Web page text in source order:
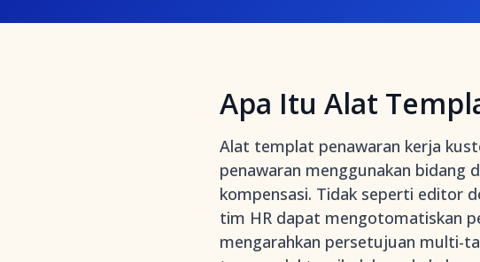
Apa Itu Alat
Alat templat penawaran kerja
penawaran menggunakan bidang
kompensasi. Tidak seperti editor
tim HR dapat mengotomatiskan
mengarahkan persetujuan multi-